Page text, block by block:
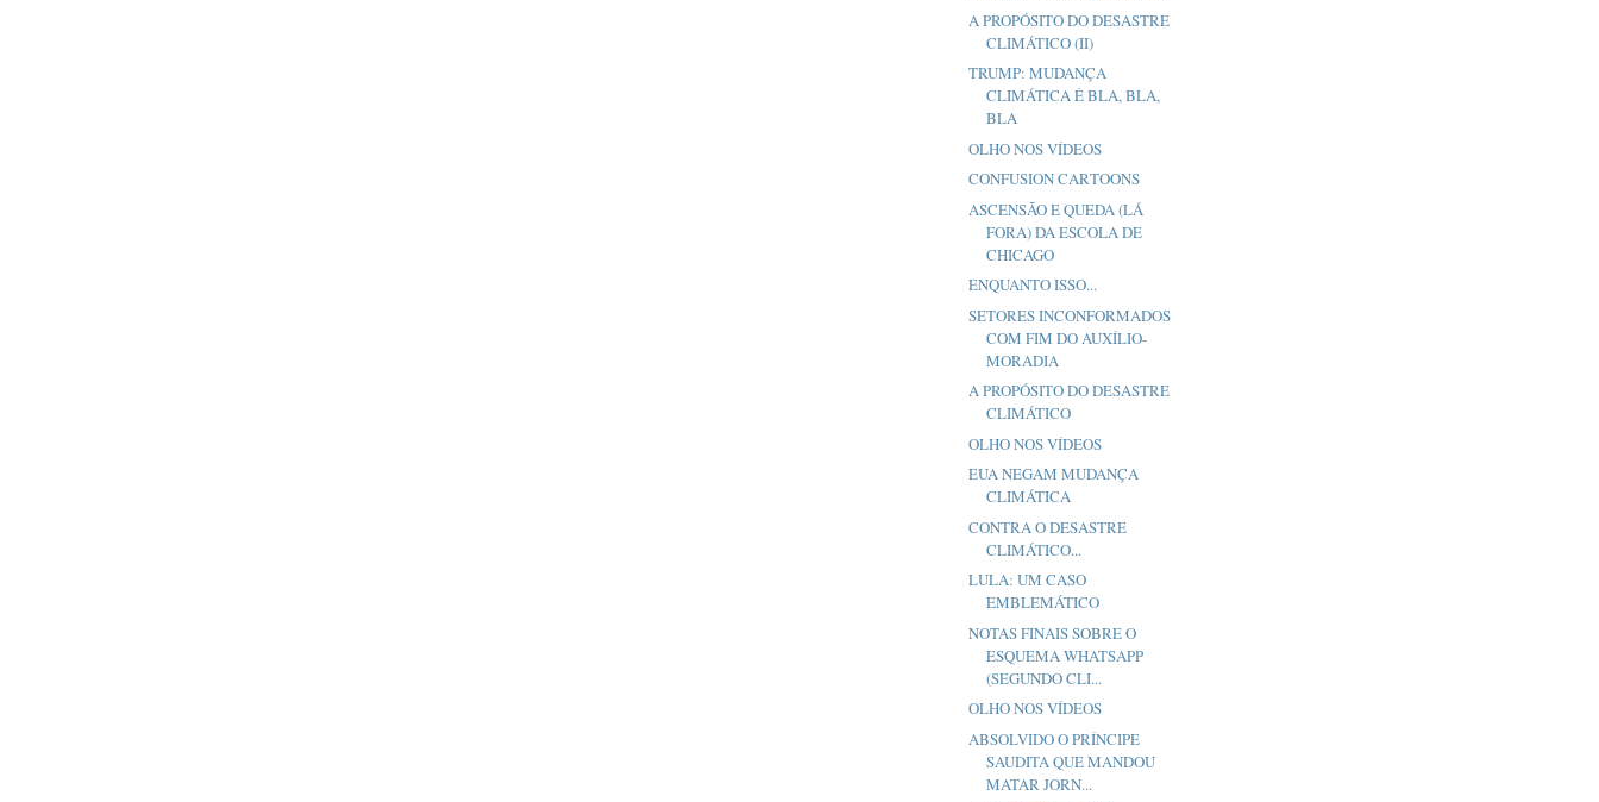
A PROPÓSITO DO DESASTRE
CLIMÁTICO (II)
TRUMP: MUDANÇA
CLIMÁTICA É BLA, BLA,
BLA
OLHO NOS VÍDEOS
CONFUSION CARTOONS
ASCENSÃO E QUEDA (LÁ
FORA) DA ESCOLA DE
CHICAGO
ENQUANTO ISSO...
SETORES INCONFORMADOS
COM FIM DO AUXÍLIO-
MORADIA
A PROPÓSITO DO DESASTRE
CLIMÁTICO
OLHO NOS VÍDEOS
EUA NEGAM MUDANÇA
CLIMÁTICA
CONTRA O DESASTRE
CLIMÁTICO...
LULA: UM CASO
EMBLEMÁTICO
NOTAS FINAIS SOBRE O
ESQUEMA WHATSAPP
(SEGUNDO CLI...
OLHO NOS VÍDEOS
ABSOLVIDO O PRÍNCIPE
SAUDITA QUE MANDOU
MATAR JORN...